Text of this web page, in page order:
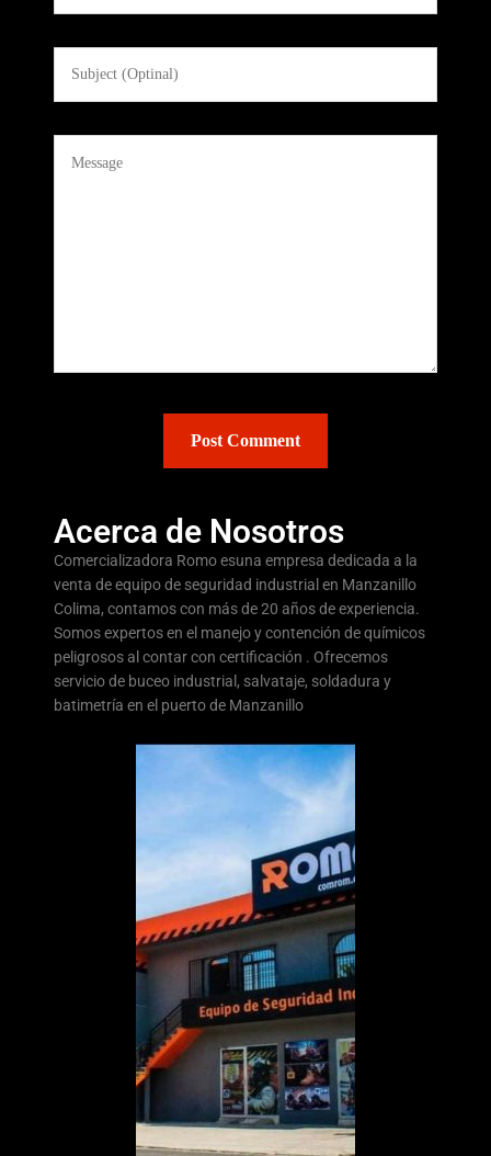
Acerca de Nosotros
Comercializadora Romo esuna empresa dedicada a la
venta de equipo de seguridad industrial en Manzanillo
Colima, contamos con más de 20 años de experiencia.
Somos expertos en el manejo y contención de químicos
peligrosos al contar con certificación . Ofrecemos
servicio de buceo industrial, salvataje, soldadura y
batimetría en el puerto de Manzanillo